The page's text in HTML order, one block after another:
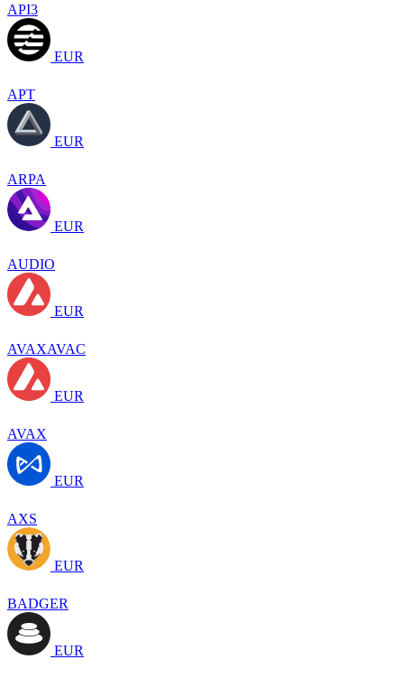
API3
EUR
APT
EUR
ARPA
EUR
AUDIO
EUR
AVAXAVAC
EUR
AVAX
EUR
AXS
EUR
BADGER
EUR